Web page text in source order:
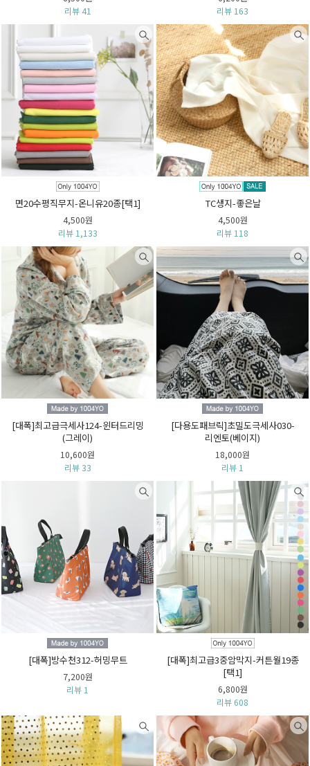
리뷰 41
리뷰 163
면20수평직무지-온니유20종[택1]
4,500원
리뷰 1,133
TC생지-좋은날
4,500원
리뷰 118
[대폭]최고급극세사124-윈터드리밍
(그레이)
10,600원
리뷰 33
[다용도패브릭]초밀도극세사030-
리엔토(베이지)
18,000원
리뷰 1
[대폭]방수천312-허밍무트
7,200원
리뷰 1
[대폭]최고급3중암막지-커튼월19종
[택1]
6,800원
리뷰 608